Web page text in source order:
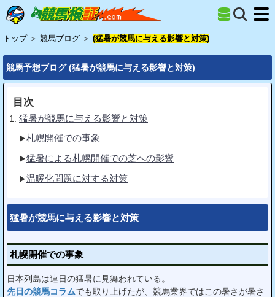
トップ ＞ 競馬ブログ ＞ (猛暑が競馬に与える影響と対策)
競馬予想ブログ (猛暑が競馬に与える影響と対策)
目次
猛暑が競馬に与える影響と対策
札幌開催での事象
猛暑による札幌開催での芝への影響
温暖化問題に対する対策
猛暑が競馬に与える影響と対策
札幌開催での事象
日本列島は連日の猛暑に見舞われている。
先日の競馬コラムでも取り上げたが、競馬業界ではこの暑さが暑さ